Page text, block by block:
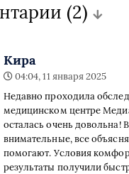
(2)
Кира
04:04, 11 января 2025
Недавно проходила
медицинском центре
осталась очень довольна!
внимательные, все
помогают. Условия
результаты получили